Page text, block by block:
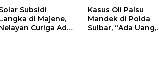
Sedunia 2026
Solar Subsidi
Langka di Majene,
Nelayan Curiga Ada
Kasus Oli Palsu
Mandek di Polda
Sulbar, “Ada Uang,